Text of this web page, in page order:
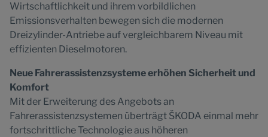
Wirtschaftlichkeit und ihrem vorbildlichen
Emissionsverhalten bewegen sich die modernen
Dreizylinder-Antriebe auf vergleichbarem Niveau mit
effizienten Dieselmotoren.
Neue Fahrerassistenzsysteme erhöhen Sicherheit und
Komfort
Mit der Erweiterung des Angebots an
Fahrerassistenzsystemen überträgt ŠKODA einmal mehr
fortschrittliche Technologie aus höheren